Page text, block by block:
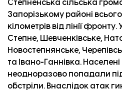
Степненська сільська
Запорізькому районі
кілометрів від лінії
Степне, Шевченківське,
Новостепнянське,
та Івано-Ганнівка.
неодноразово попадали під
обстріли. Внаслідок атак